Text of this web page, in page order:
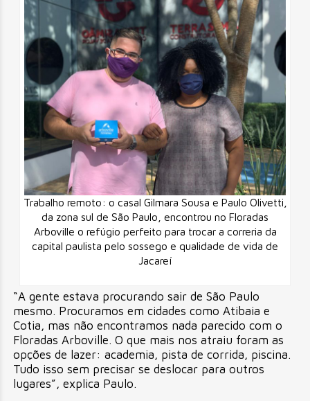
Trabalho remoto: o casal Gilmara Sousa e Paulo Olivetti,
da zona sul de São Paulo, encontrou no Floradas
Arboville o refúgio perfeito para trocar a correria da
capital paulista pelo sossego e qualidade de vida de
Jacareí
“A gente estava procurando sair de São Paulo
mesmo. Procuramos em cidades como Atibaia e
Cotia, mas não encontramos nada parecido com o
Floradas Arboville. O que mais nos atraiu foram as
opções de lazer: academia, pista de corrida, piscina.
Tudo isso sem precisar se deslocar para outros
lugares”, explica Paulo.